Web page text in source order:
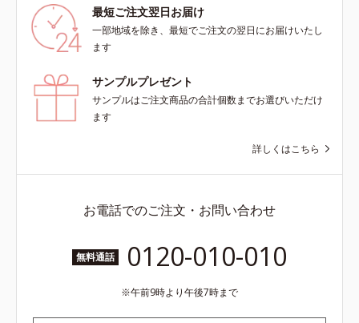
最短ご注文翌日お届け
一部地域を除き、最短でご注文の翌日にお届けいたし
ます
サンプルプレゼント
サンプルはご注文商品の合計個数までお選びいただけ
ます
詳しくはこちら
お電話でのご注文・お問い合わせ
無料通話 0120-010-010
午前9時より午後7時まで